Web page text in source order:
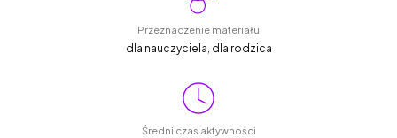
Przeznaczenie materiału
dla nauczyciela, dla rodzica
Średni czas aktywności